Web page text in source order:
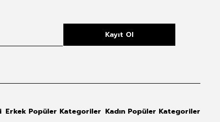
Kayıt Ol
Erkek Popüler Kategoriler Kadın Popüler Kategoriler